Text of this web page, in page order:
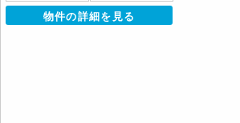
物件の詳細を見る